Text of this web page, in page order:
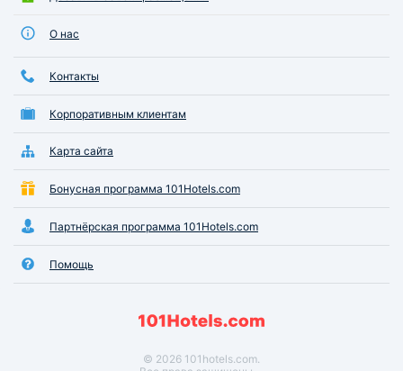
О нас
Контакты
Корпоративным клиентам
Карта сайта
Бонусная программа 101Hotels.com
Партнёрская программа 101Hotels.com
Помощь
© 2026 101hotels.com.